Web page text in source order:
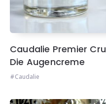
Caudalie Premier Cru
Die Augencreme
Caudalie